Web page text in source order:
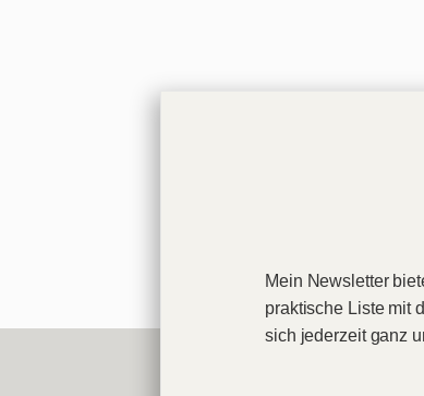
Mein Newsletter
praktische Liste mit
sich jederzeit ganz